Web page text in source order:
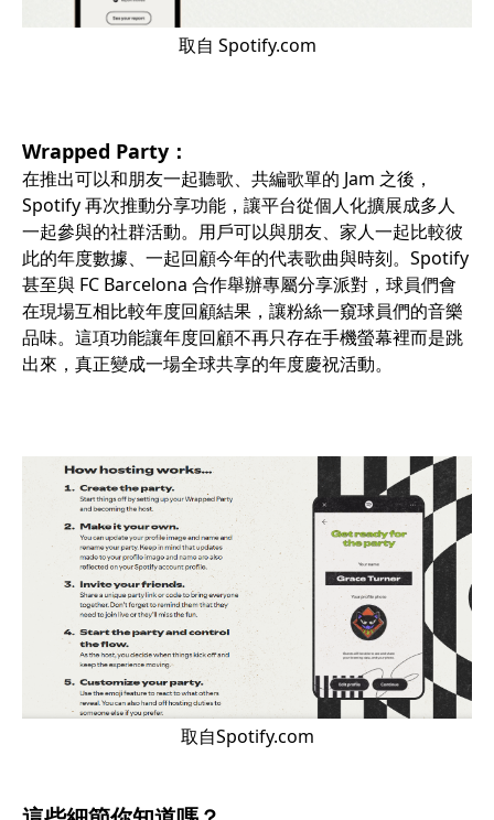
取自 Spotify.com
Wrapped Party：
在推出可以和朋友一起聽歌、共編歌單的 Jam 之後，
Spotify 再次推動分享功能，讓平台從個人化擴展成多人
一起參與的社群活動。用戶可以與朋友、家人一起比較彼
此的年度數據、一起回顧今年的代表歌曲與時刻。Spotify
甚至與 FC Barcelona 合作舉辦專屬分享派對，球員們會
在現場互相比較年度回顧結果，讓粉絲一窺球員們的音樂
品味。這項功能讓年度回顧不再只存在手機螢幕裡而是跳
出來，真正變成一場全球共享的年度慶祝活動。
取自Spotify.com